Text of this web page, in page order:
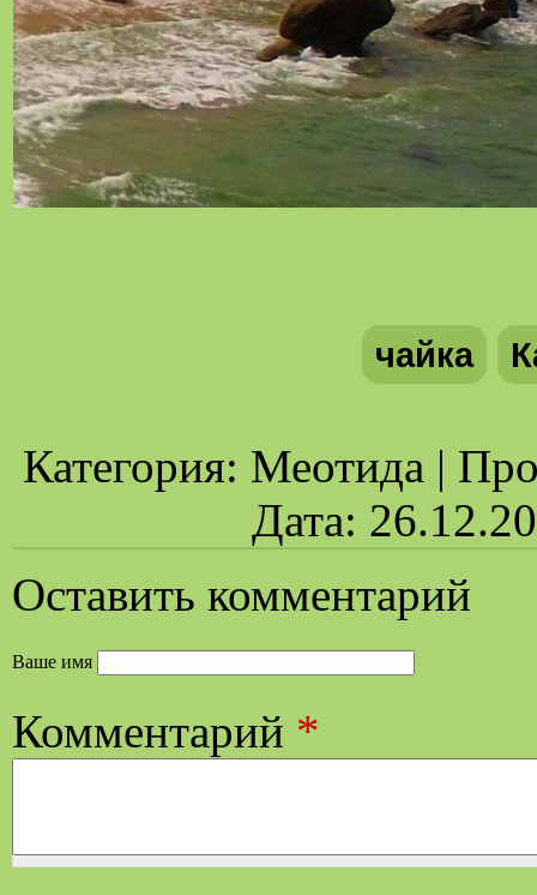
чайка
Категория: Меотида |
Дата:
Оставить комментарий
Ваше имя
Комментарий *